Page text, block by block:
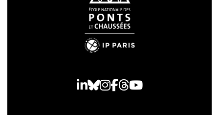
LinkedIn
Bluesky
Instagram
Facebook
Threads
Youtube